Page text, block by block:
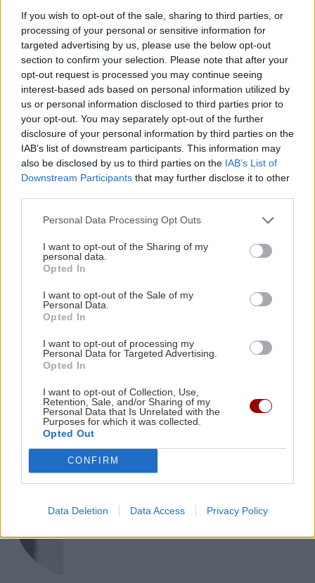
If you wish to opt-out of the sale, sharing to third parties, or
processing of your personal or sensitive information for
targeted advertising by us, please use the below opt-out
section to confirm your selection. Please note that after your
opt-out request is processed you may continue seeing
interest-based ads based on personal information utilized by
us or personal information disclosed to third parties prior to
your opt-out. You may separately opt-out of the further
disclosure of your personal information by third parties on the
IAB’s list of downstream participants. This information may
also be disclosed by us to third parties on the IAB’s List of
Downstream Participants that may further disclose it to other
Personal Data Processing Opt Outs
I want to opt-out of the Sharing of my
personal data.
Opted In
I want to opt-out of the Sale of my
Personal Data.
Opted In
I want to opt-out of processing my
Personal Data for Targeted Advertising.
Opted In
I want to opt-out of Collection, Use,
Retention, Sale, and/or Sharing of my
Personal Data that Is Unrelated with the
Purposes for which it was collected.
Opted Out
CONFIRM
Data Deletion Data Access Privacy Policy
16:00
GOSSIP - LIFESTYLE
Τατιάνα Στεφανίδου: Διακοπές στο Ιόνιο με
τον Νίκο Ευαγγελάτο και τον γιο τους
15:51
ΥΓΕΙΑ
Όταν οι εμβοές επιμένουν: Τι αποκαλύπτει η
δραστηριότητα του εγκεφάλου
15:42
ΥΓΕΙΑ
Καλοκαίρι - θερμοκρασίες: Τα οφέλη από τη
χρήση κλιματιστικού και ανεμιστήρα οροφής
15:33
ΠΟΛΙΤΙΚΗ
διαλύει το success story της κυβέρνησης»
15:25
ΚΟΣΜΟΣ
Το τείχος των 12 δισ. δολαρίων: Η Ιαπωνία
θάλασσας
ΚΟΣΜΟΣ
Ορμούζ: Η κίνηση των πλοίων μειώθηκε - Εν
αναμονή αποτελεσμάτων των συνομιλιών
ΟΙΚΟΝΟΜΙΑ
Αγροτικές ενισχύσεις 2026: Ποιοι κινδυνεύουν
Όλες οι ειδήσεις
ΠΕΡΙΣΣΟΤΕΡΑ
Το κρέας - πολυτέλεια από την
Ιαπωνία που λιώνει στο στόμα
ΕΛΛΑΔΑ
Άρειος Πάγος: Δεν ανασύρεται από το
αρχείο η υπόθεση των υποκλοπών